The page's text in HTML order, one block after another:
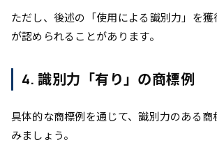
ただし、後述の「使用による識別力」を
が認められることがあります。
4. 識別力「有り」の商標例
具体的な商標例を通じて、識別力のある
みましょう。